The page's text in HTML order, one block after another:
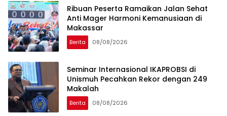
Ribuan Peserta Ramaikan Jalan Sehat
Anti Mager Harmoni Kemanusiaan di
Makassar
Berita 08/08/2026
Seminar Internasional IKAPROBSI di
Unismuh Pecahkan Rekor dengan 249
Makalah
Berita 08/08/2026